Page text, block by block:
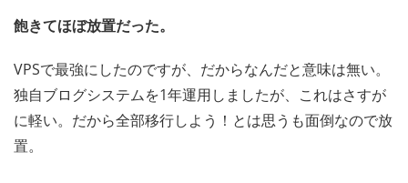
飽きてほぼ放置だった。
VPSで最強にしたのですが、だからなんだと意味は無い。
独自ブログシステムを1年運用しましたが、これはさすが
に軽い。だから全部移行しよう！とは思うも面倒なので放
置。